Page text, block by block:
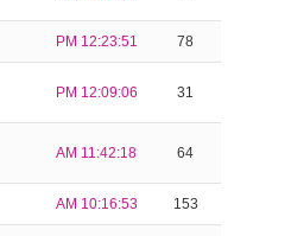
PM 12:23:51 78
PM 12:09:06 31
AM 11:42:18 64
AM 10:16:53 153